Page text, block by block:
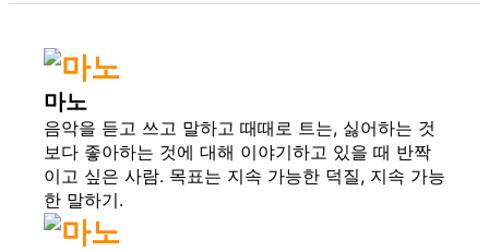
마노
음악을 듣고 쓰고 말하고 때때로 트는, 싫어하는 것
보다 좋아하는 것에 대해 이야기하고 있을 때 반짝
이고 싶은 사람. 목표는 지속 가능한 덕질, 지속 가능
한 말하기.